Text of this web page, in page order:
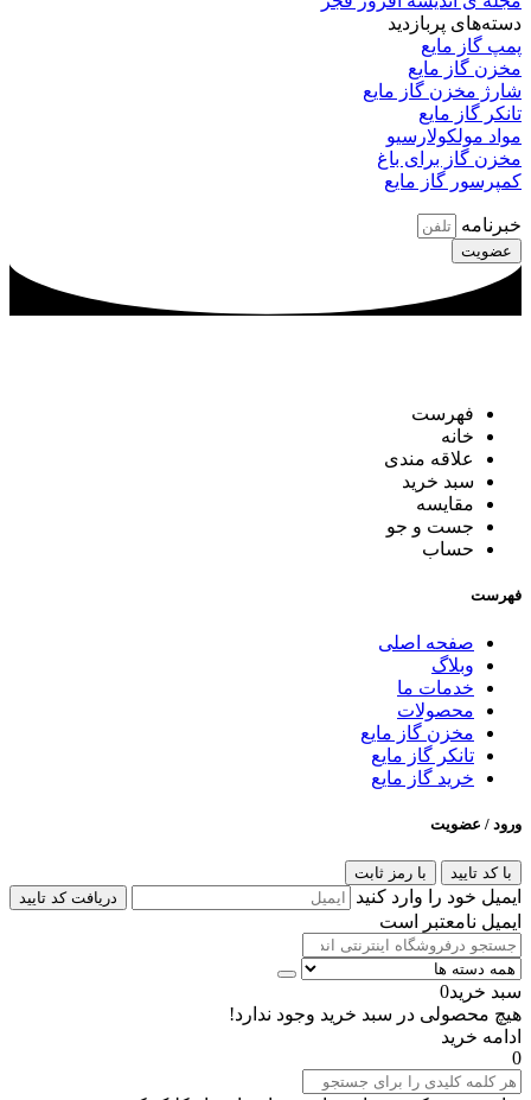
دسته‌های پربازدید
پمپ گاز مایع
مخزن گاز مایع
شارژ مخزن گاز مایع
تانکر گاز مایع
مواد مولکولارسیو
مخزن گاز برای باغ
کمپرسور گاز مایع
خبرنامه
عضویت
فهرست
خانه
علاقه مندی
سبد خرید
مقایسه
جست و جو
حساب
فهرست
صفحه اصلی
وبلاگ
خدمات ما
محصولات
مخزن گاز مایع
تانکر گاز مایع
خرید گاز مایع
ورود / عضویت
با کد تایید با رمز ثابت
ایمیل خود را وارد کنید دریافت کد تایید
ایمیل نامعتبر است
سبد خرید0
هیچ محصولی در سبد خرید وجود ندارد!
ادامه خرید
0